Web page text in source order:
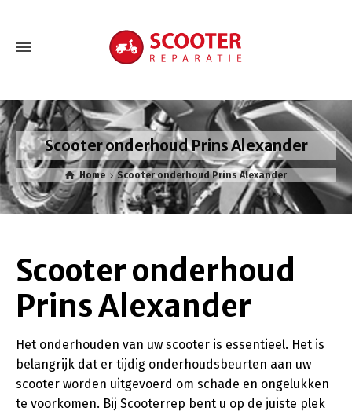
Scooter onderhoud Prins Alexander
Home Scooter onderhoud Prins Alexander
Scooter onderhoud
Prins Alexander
Het onderhouden van uw scooter is essentieel. Het is
belangrijk dat er tijdig onderhoudsbeurten aan uw
scooter worden uitgevoerd om schade en ongelukken
te voorkomen. Bij Scooterrep bent u op de juiste plek